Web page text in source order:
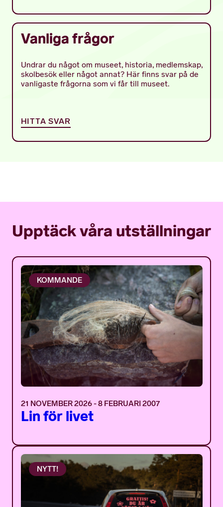
Vanliga frågor
Undrar du något om museet, historia, medlemskap,
skolbesök eller något annat? Här finns svar på de
vanligaste frågorna som vi får till museet.
HITTA SVAR
Upptäck våra utställningar
KOMMANDE
21 NOVEMBER 2026 - 8 FEBRUARI 2007
Lin för livet
NYTT!